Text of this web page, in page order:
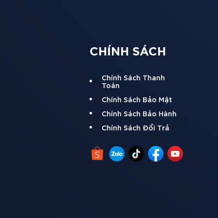
sức khỏe người dùng.
lựa chọn sản phẩm này để đảm bảo hiệu quả và
CHÍNH SÁCH
Chính Sách Thanh
Toán
Chính Sách Bảo Mật
Chính Sách Bảo Hành
Chính Sách Đổi Trả